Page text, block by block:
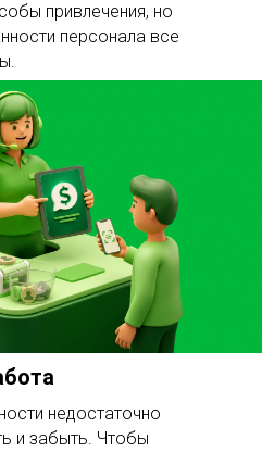
привлечения, но
персонала все
недостаточно
и забыть. Чтобы